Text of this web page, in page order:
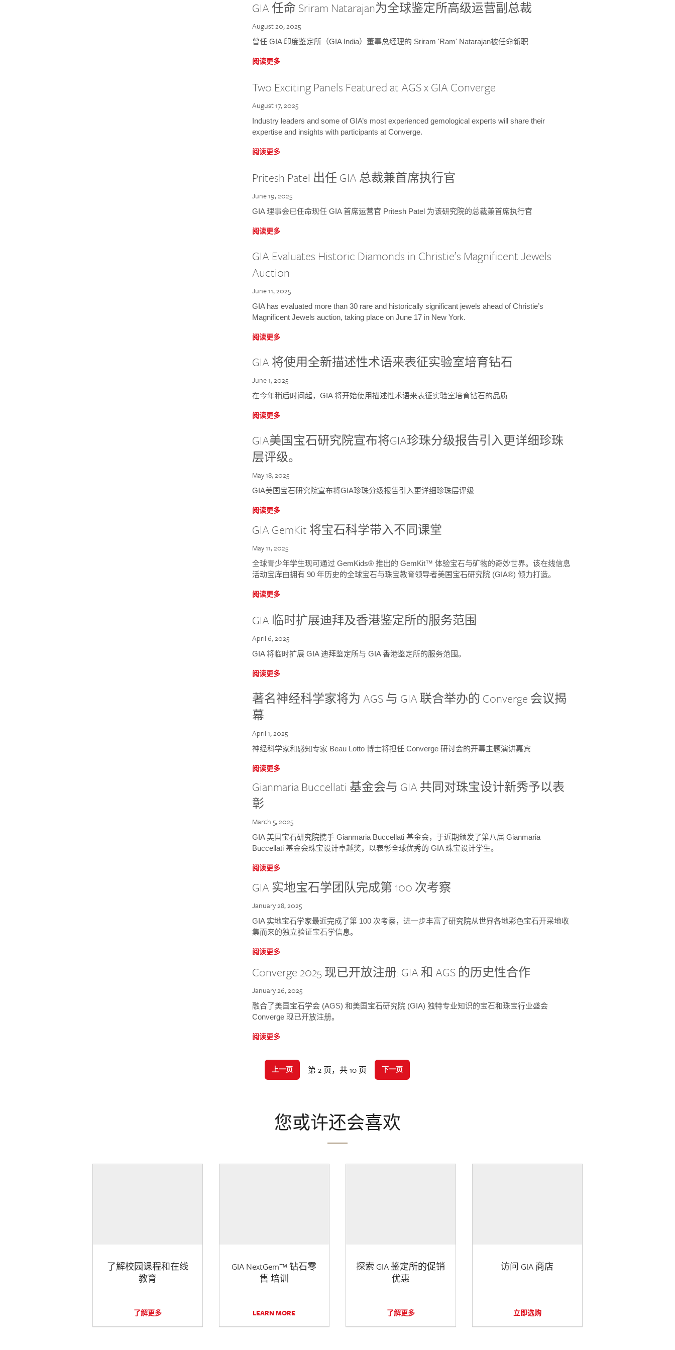
GIA 任命 Sriram Natarajan为全球鉴定所高级运营副总裁
August 20, 2025
曾任 GIA 印度鉴定所（GIA India）董事总经理的 Sriram 'Ram' Natarajan被任命新职
阅读更多
Two Exciting Panels Featured at AGS x GIA Converge
August 17, 2025
Industry leaders and some of GIA’s most experienced gemological experts will share their
expertise and insights with participants at Converge.
阅读更多
Pritesh Patel 出任 GIA 总裁兼首席执行官
June 19, 2025
GIA 理事会已任命现任 GIA 首席运营官 Pritesh Patel 为该研究院的总裁兼首席执行官
阅读更多
GIA Evaluates Historic Diamonds in Christie’s Magnificent Jewels
Auction
June 11, 2025
GIA has evaluated more than 30 rare and historically significant jewels ahead of Christie’s
Magnificent Jewels auction, taking place on June 17 in New York.
阅读更多
GIA 将使用全新描述性术语来表征实验室培育钻石
June 1, 2025
在今年稍后时间起，GIA 将开始使用描述性术语来表征实验室培育钻石的品质
阅读更多
GIA美国宝石研究院宣布将GIA珍珠分级报告引入更详细珍珠
层评级。
May 18, 2025
GIA美国宝石研究院宣布将GIA珍珠分级报告引入更详细珍珠层评级
阅读更多
GIA GemKit 将宝石科学带入不同课堂
May 11, 2025
全球青少年学生现可通过 GemKids® 推出的 GemKit™ 体验宝石与矿物的奇妙世界。该在线信息
活动宝库由拥有 90 年历史的全球宝石与珠宝教育领导者美国宝石研究院 (GIA®) 倾力打造。
阅读更多
GIA 临时扩展迪拜及香港鉴定所的服务范围
April 6, 2025
GIA 将临时扩展 GIA 迪拜鉴定所与 GIA 香港鉴定所的服务范围。
阅读更多
著名神经科学家将为 AGS 与 GIA 联合举办的 Converge 会议揭
幕
April 1, 2025
神经科学家和感知专家 Beau Lotto 博士将担任 Converge 研讨会的开幕主题演讲嘉宾
阅读更多
Gianmaria Buccellati 基金会与 GIA 共同对珠宝设计新秀予以表
彰
March 5, 2025
GIA 美国宝石研究院携手 Gianmaria Buccellati 基金会，于近期颁发了第八届 Gianmaria
Buccellati 基金会珠宝设计卓越奖，以表彰全球优秀的 GIA 珠宝设计学生。
阅读更多
GIA 实地宝石学团队完成第 100 次考察
January 28, 2025
GIA 实地宝石学家最近完成了第 100 次考察，进一步丰富了研究院从世界各地彩色宝石开采地收
集而来的独立验证宝石学信息。
阅读更多
Converge 2025 现已开放注册: GIA 和 AGS 的历史性合作
January 26, 2025
融合了美国宝石学会 (AGS) 和美国宝石研究院 (GIA) 独特专业知识的宝石和珠宝行业盛会
Converge 现已开放注册。
阅读更多
上一页 第 2 页，共 10 页 下一页
您或许还会喜欢
了解校园课程和在线
教育
了解更多
GIA NextGem™ 钻石零
售 培训
LEARN MORE
探索 GIA 鉴定所的促销
优惠
了解更多
访问 GIA 商店
立即选购